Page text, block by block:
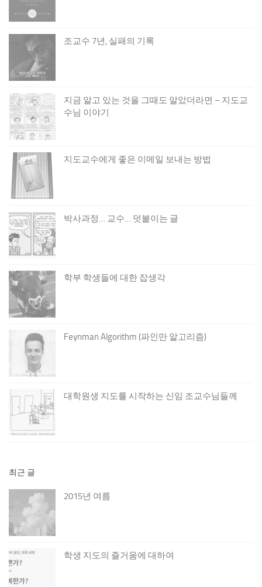
조교수 7년, 실패의 기록
지금 알고 있는 것을 그때도 알았더라면 – 지도교
수님 이야기
지도교수에게 좋은 이메일 보내는 방법
박사과정… 교수… 덧붙이는 글
학부 학생들에 대한 잡생각
Feynman Algorithm (파인만 알고리즘)
대학원생 지도를 시작하는 신임 조교수님들께
최근 글
2015년 여름
학생 지도의 즐거움에 대하여